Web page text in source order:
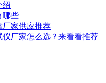
绍
哪些
厂家供应推荐
厂家怎么选？来看看推荐